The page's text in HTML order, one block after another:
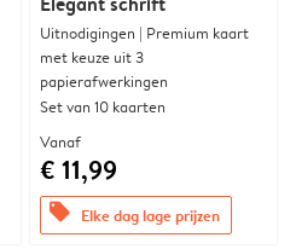
Uitnodigingen | Premium kaart
met keuze uit 3
papierafwerkingen
Set van 10 kaarten
Vanaf
€ 11,99
offers Elke dag lage prijzen